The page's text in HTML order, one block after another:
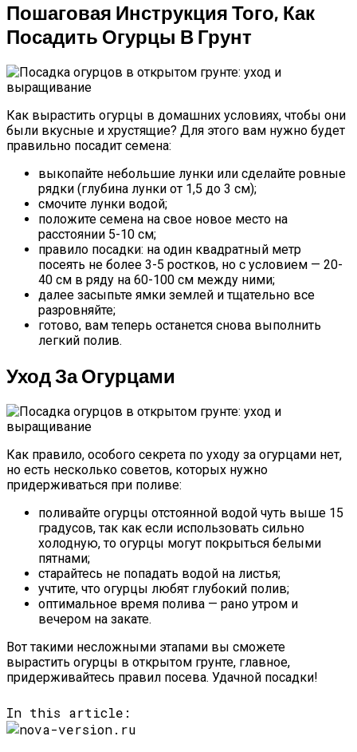
Пошаговая Инструкция Того, Как
Посадить Огурцы В Грунт
Как вырастить огурцы в домашних условиях, чтобы они
были вкусные и хрустящие? Для этого вам нужно будет
правильно посадит семена:
выкопайте небольшие лунки или сделайте ровные
рядки (глубина лунки от 1,5 до 3 см);
смочите лунки водой;
положите семена на свое новое место на
расстоянии 5-10 см;
правило посадки: на один квадратный метр
посеять не более 3-5 ростков, но с условием — 20-
40 см в ряду на 60-100 см между ними;
далее засыпьте ямки землей и тщательно все
разровняйте;
готово, вам теперь останется снова выполнить
легкий полив.
Уход За Огурцами
Как правило, особого секрета по уходу за огурцами нет,
но есть несколько советов, которых нужно
придерживаться при поливе:
поливайте огурцы отстоянной водой чуть выше 15
градусов, так как если использовать сильно
холодную, то огурцы могут покрыться белыми
пятнами;
старайтесь не попадать водой на листья;
учтите, что огурцы любят глубокий полив;
оптимальное время полива — рано утром и
вечером на закате.
Вот такими несложными этапами вы сможете
вырастить огурцы в открытом грунте, главное,
придерживайтесь правил посева. Удачной посадки!
In this article: